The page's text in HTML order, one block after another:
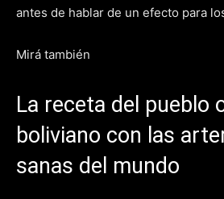
antes de hablar de un efecto para
Mirá también
La receta del pueblo
boliviano con las
sanas del mundo